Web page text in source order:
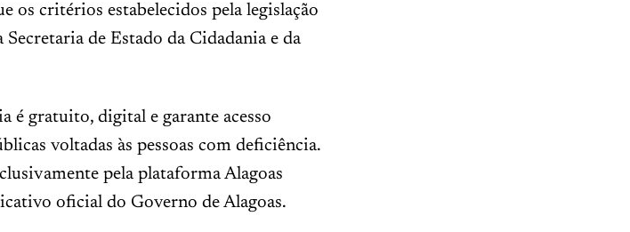
os critérios estabelecidos pela legislação
de Estado da Cidadania e da
é gratuito, digital e garante acesso
voltadas às pessoas com deficiência.
pela plataforma Alagoas
oficial do Governo de Alagoas.